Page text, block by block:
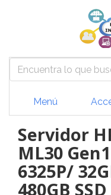
Menú
Servidor
ML30
6325P/
480GB SSD